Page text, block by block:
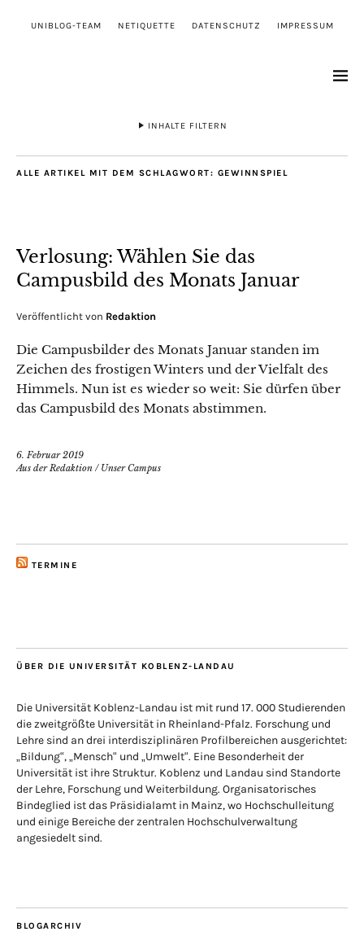
UNIBLOG-TEAM NETIQUETTE DATENSCHUTZ IMPRESSUM
INHALTE FILTERN
ALLE ARTIKEL MIT DEM SCHLAGWORT: GEWINNSPIEL
Verlosung: Wählen Sie das
Campusbild des Monats Januar
Veröffentlicht von Redaktion
Die Campusbilder des Monats Januar standen im
Zeichen des frostigen Winters und der Vielfalt des
Himmels. Nun ist es wieder so weit: Sie dürfen über
das Campusbild des Monats abstimmen.
6. Februar 2019
Aus der Redaktion / Unser Campus
TERMINE
ÜBER DIE UNIVERSITÄT KOBLENZ-LANDAU
Die Universität Koblenz-Landau ist mit rund 17. 000 Studierenden
die zweitgrößte Universität in Rheinland-Pfalz. Forschung und
Lehre sind an drei interdisziplinären Profilbereichen ausgerichtet:
„Bildung“, „Mensch“ und „Umwelt“. Eine Besonderheit der
Universität ist ihre Struktur. Koblenz und Landau sind Standorte
der Lehre, Forschung und Weiterbildung. Organisatorisches
Bindeglied ist das Präsidialamt in Mainz, wo Hochschulleitung
und einige Bereiche der zentralen Hochschulverwaltung
angesiedelt sind.
BLOGARCHIV